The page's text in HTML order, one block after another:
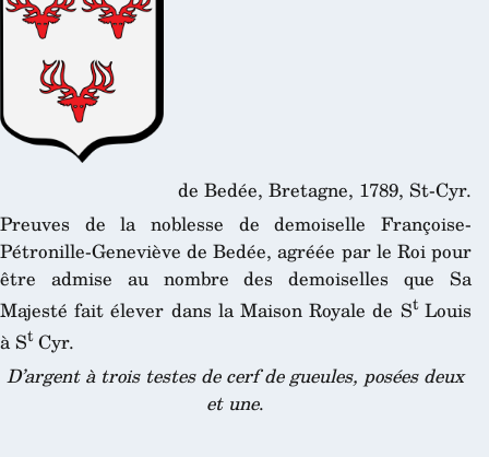
de Bedée, Bretagne, 1789, St-Cyr.
Preuves de la noblesse de demoiselle Françoise-
Pétronille-Geneviève de Bedée, agréée par le Roi pour
être admise au nombre des demoiselles que Sa
Majesté fait élever dans la Maison Royale de StLouis
à StCyr.
D’argent à trois testes de cerf de gueules, posées deux
et une.